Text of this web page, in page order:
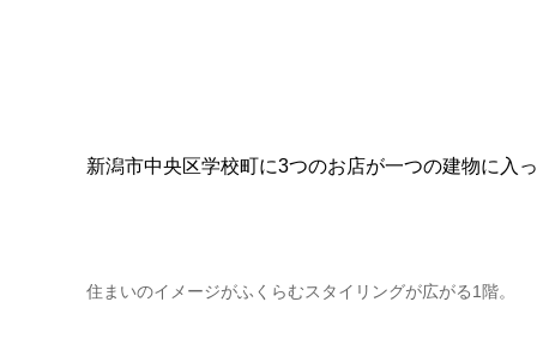
新潟市中央区学校町に3つのお店が一つの建物に入
住まいのイメージがふくらむスタイリングが広がる1階。